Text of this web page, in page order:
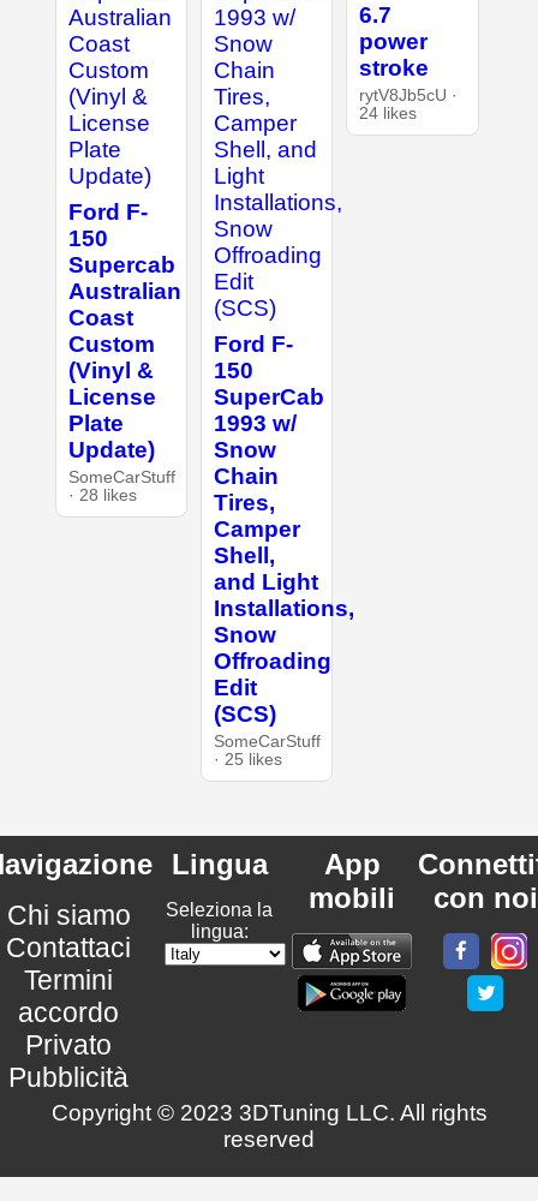
Ford F-
150
Supercab
Australian
Coast
Custom
(Vinyl &
License
Plate
Update)
SomeCarStuff
· 28 likes
Ford F-
150
SuperCab
1993 w/
Snow
Chain
Tires,
Camper
Shell,
and Light
Installations,
Snow
Offroading
Edit
(SCS)
SomeCarStuff
· 25 likes
6.7
power
stroke
rytV8Jb5cU ·
24 likes
Chi siamo
Contattaci
Termini
accordo
Privato
Pubblicità
Lingua
Seleziona la
lingua:
App
mobili
con noi
Copyright © 2023 3DTuning LLC. All rights
reserved